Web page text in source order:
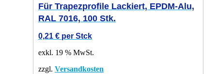
Für Trapezprofile Lackiert, EPDM-Alu,
RAL 7016, 100 Stk.
0,21 € per Stck
exkl. 19 % MwSt.
zzgl. Versandkosten